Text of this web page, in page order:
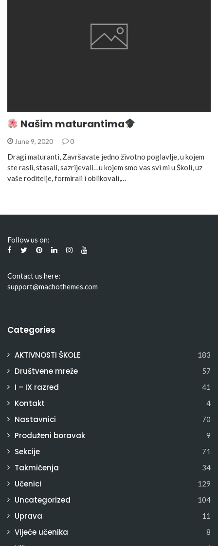
Našim maturantima
June 9, 2020 0
Dragi maturanti, Završavate jedno životno poglavlje, u kojem
ste rasli, stasali, sazrijevali…u kojem smo vas svi mi u Školi, uz
vaše roditelje, formirali i oblikovali,…
Follow us on:
Contact us here:
support@machothemes.com
Categories
AKTIVNOSTI ŠKOLE 183
Društvene mreže 57
I – IX razred 41
Kontakt 4
Nastavnici 70
Produženi boravak 9
Sekcije 71
Takmičenja 34
Učenici 129
Uncategorized 104
Uprava 11
Vijeće učenika 8